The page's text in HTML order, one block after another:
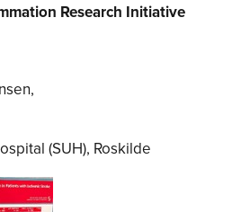
Research Initiative
(SUH), Roskilde